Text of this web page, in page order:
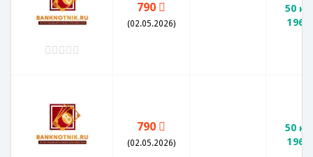
790
(02.05.2026)
50
1966
790
(02.05.2026)
50
1966